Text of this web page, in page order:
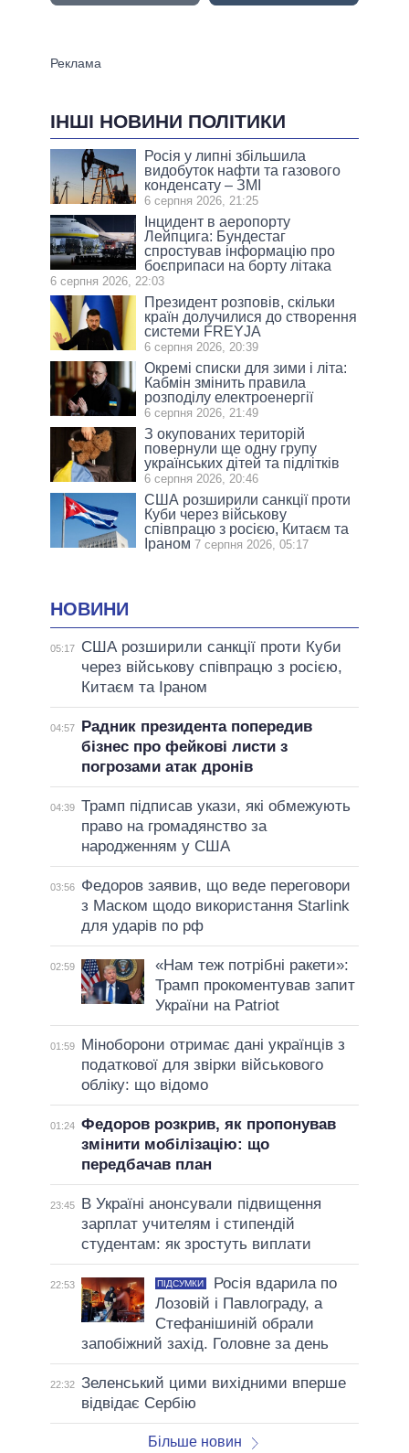
ІНШІ НОВИНИ ПОЛІТИКИ
Росія у липні збільшила
видобуток нафти та газового
конденсату – ЗМІ
6 серпня 2026, 21:25
Інцидент в аеропорту
Лейпцига: Бундестаг
спростував інформацію про
боєприпаси на борту літака
6 серпня 2026, 22:03
Президент розповів, скільки
країн долучилися до створення
системи FREYJA
6 серпня 2026, 20:39
Окремі списки для зими і літа:
Кабмін змінить правила
розподілу електроенергії
6 серпня 2026, 21:49
З окупованих територій
повернули ще одну групу
українських дітей та підлітків
6 серпня 2026, 20:46
США розширили санкції проти
Куби через військову
співпрацю з росією, Китаєм та
Іраном 7 серпня 2026, 05:17
НОВИНИ
05:17
США розширили санкції проти Куби
через військову співпрацю з росією,
Китаєм та Іраном
04:57
Радник президента попередив
бізнес про фейкові листи з
погрозами атак дронів
04:39 Трамп підписав укази, які обмежують
право на громадянство за
народженням у США
03:56
Федоров заявив, що веде переговори
з Маском щодо використання Starlink
для ударів по рф
02:59
«Нам теж потрібні ракети»:
Трамп прокоментував запит
України на Patriot
01:59
Міноборони отримає дані українців з
податкової для звірки військового
обліку: що відомо
01:24 Федоров розкрив, як пропонував
змінити мобілізацію: що
передбачав план
23:45
В Україні анонсували підвищення
зарплат учителям і стипендій
студентам: як зростуть виплати
22:53 ПІДСУМКИ
Росія вдарила по
Лозовій і Павлограду, а
Стефанішиній обрали
запобіжний захід. Головне за день
22:32 Зеленський цими вихідними вперше
відвідає Сербію
Більше новин